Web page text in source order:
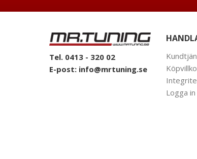
Tel. 0413 - 320 02
E-post: info@mrtuning.se
Logga in